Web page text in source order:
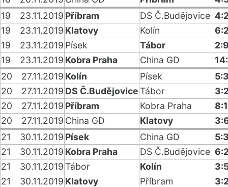
19
23.11.2019 Příbram DS Č.Budějovice
19
23.11.2019 Klatovy Kolín
19
23.11.2019 Písek Tábor
2:9
19
23.11.2019 Kobra Praha China GD
20
27.11.2019 Kolín Písek
5:3
20
27.11.2019 DS Č.BudějoviceTábor
20
27.11.2019 Příbram Kobra Praha
8:1
20
27.11.2019 China GD Klatovy
21
30.11.2019 Písek China GD
5:3
21
30.11.2019 Kobra Praha DS Č.Budějovice
21
30.11.2019Tábor Kolín
21
30.11.2019 Klatovy Příbram